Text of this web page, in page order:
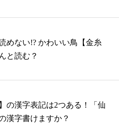
わいい鳥【金糸
と読む？
の漢字表記は2つある！「仙
漢字書けますか？